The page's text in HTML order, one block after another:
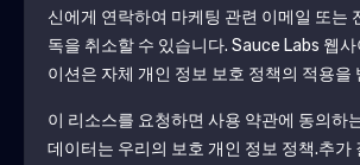
신에게 연락하여 마케팅 관련 이메일 또는
독을 취소할 수 있습니다. Sauce Labs 웹
이션은 자체 개인 정보 보호 정책의 적용을
이 리소스를 요청하면 사용 약관에 동의하
데이터는 우리의 보호 개인 정보 정책.추가